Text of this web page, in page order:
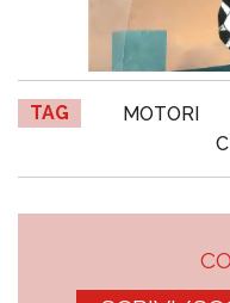
TAG MOTORI